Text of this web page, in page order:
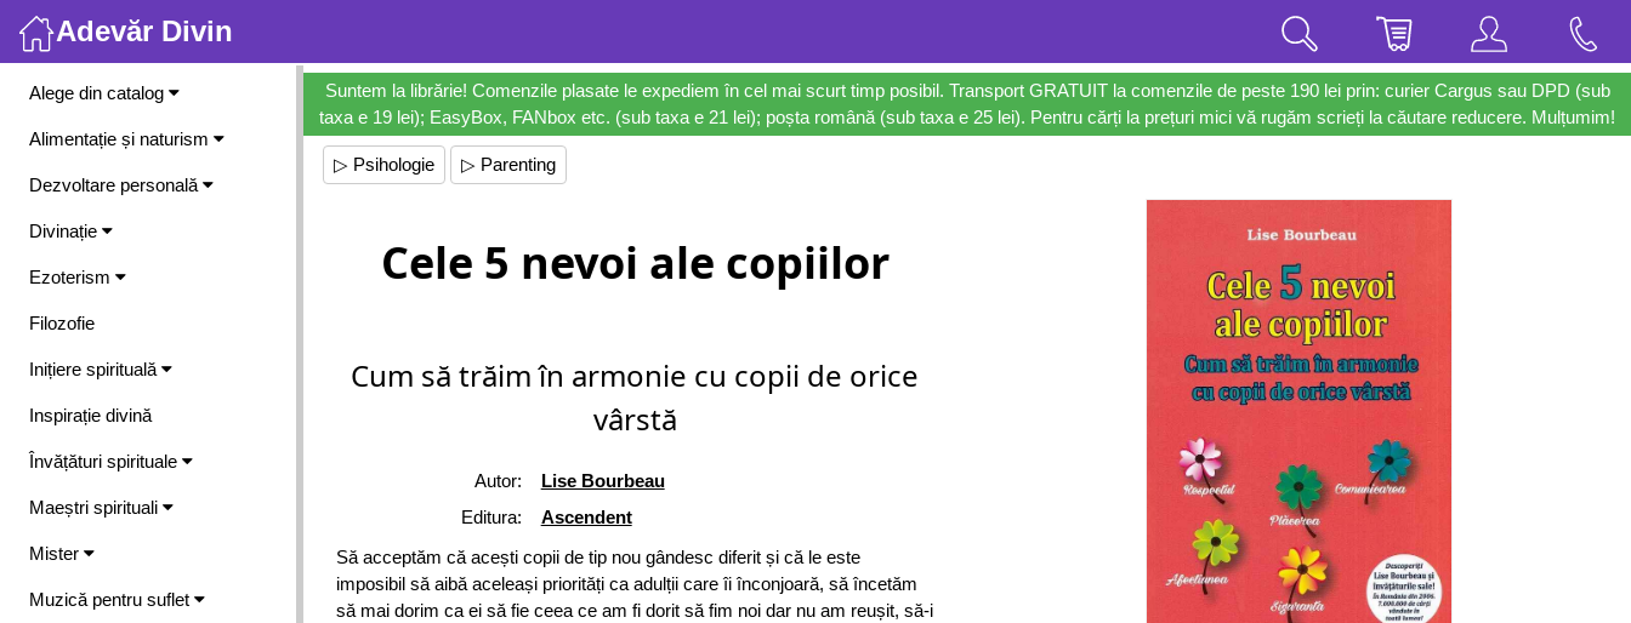
Adevăr Divin
Meniu
Alege din catalog
Alimentație și naturism
Dezvoltare personală
Divinație
Ezoterism
Filozofie
Inițiere spirituală
Inspirație divină
Învățături spirituale
Maeștri spirituali
Mister
Muzică pentru suflet
Suntem la librărie! Comenzile plasate le expediem în cel mai scurt timp posibil. Transport GRATUIT la comenzile de peste 190 lei prin: curier Cargus sau DPD (sub
taxa e 19 lei); EasyBox, FANbox etc. (sub taxa e 21 lei); poșta română (sub taxa e 25 lei). Pentru cărți la prețuri mici vă rugăm scrieți la căutare reducere. Mulțumim!
▷ Psihologie ▷ Parenting
Cele 5 nevoi ale copiilor
Cum să trăim în armonie cu copii de orice
vârstă
Autor:
Lise Bourbeau
Editura:
Ascendent
Să acceptăm că acești copii de tip nou gândesc diferit și că le este
imposibil să aibă aceleași priorități ca adulții care îi înconjoară, să încetăm
să mai dorim ca ei să fie ceea ce am fi dorit să fim noi dar nu am reușit, să-i